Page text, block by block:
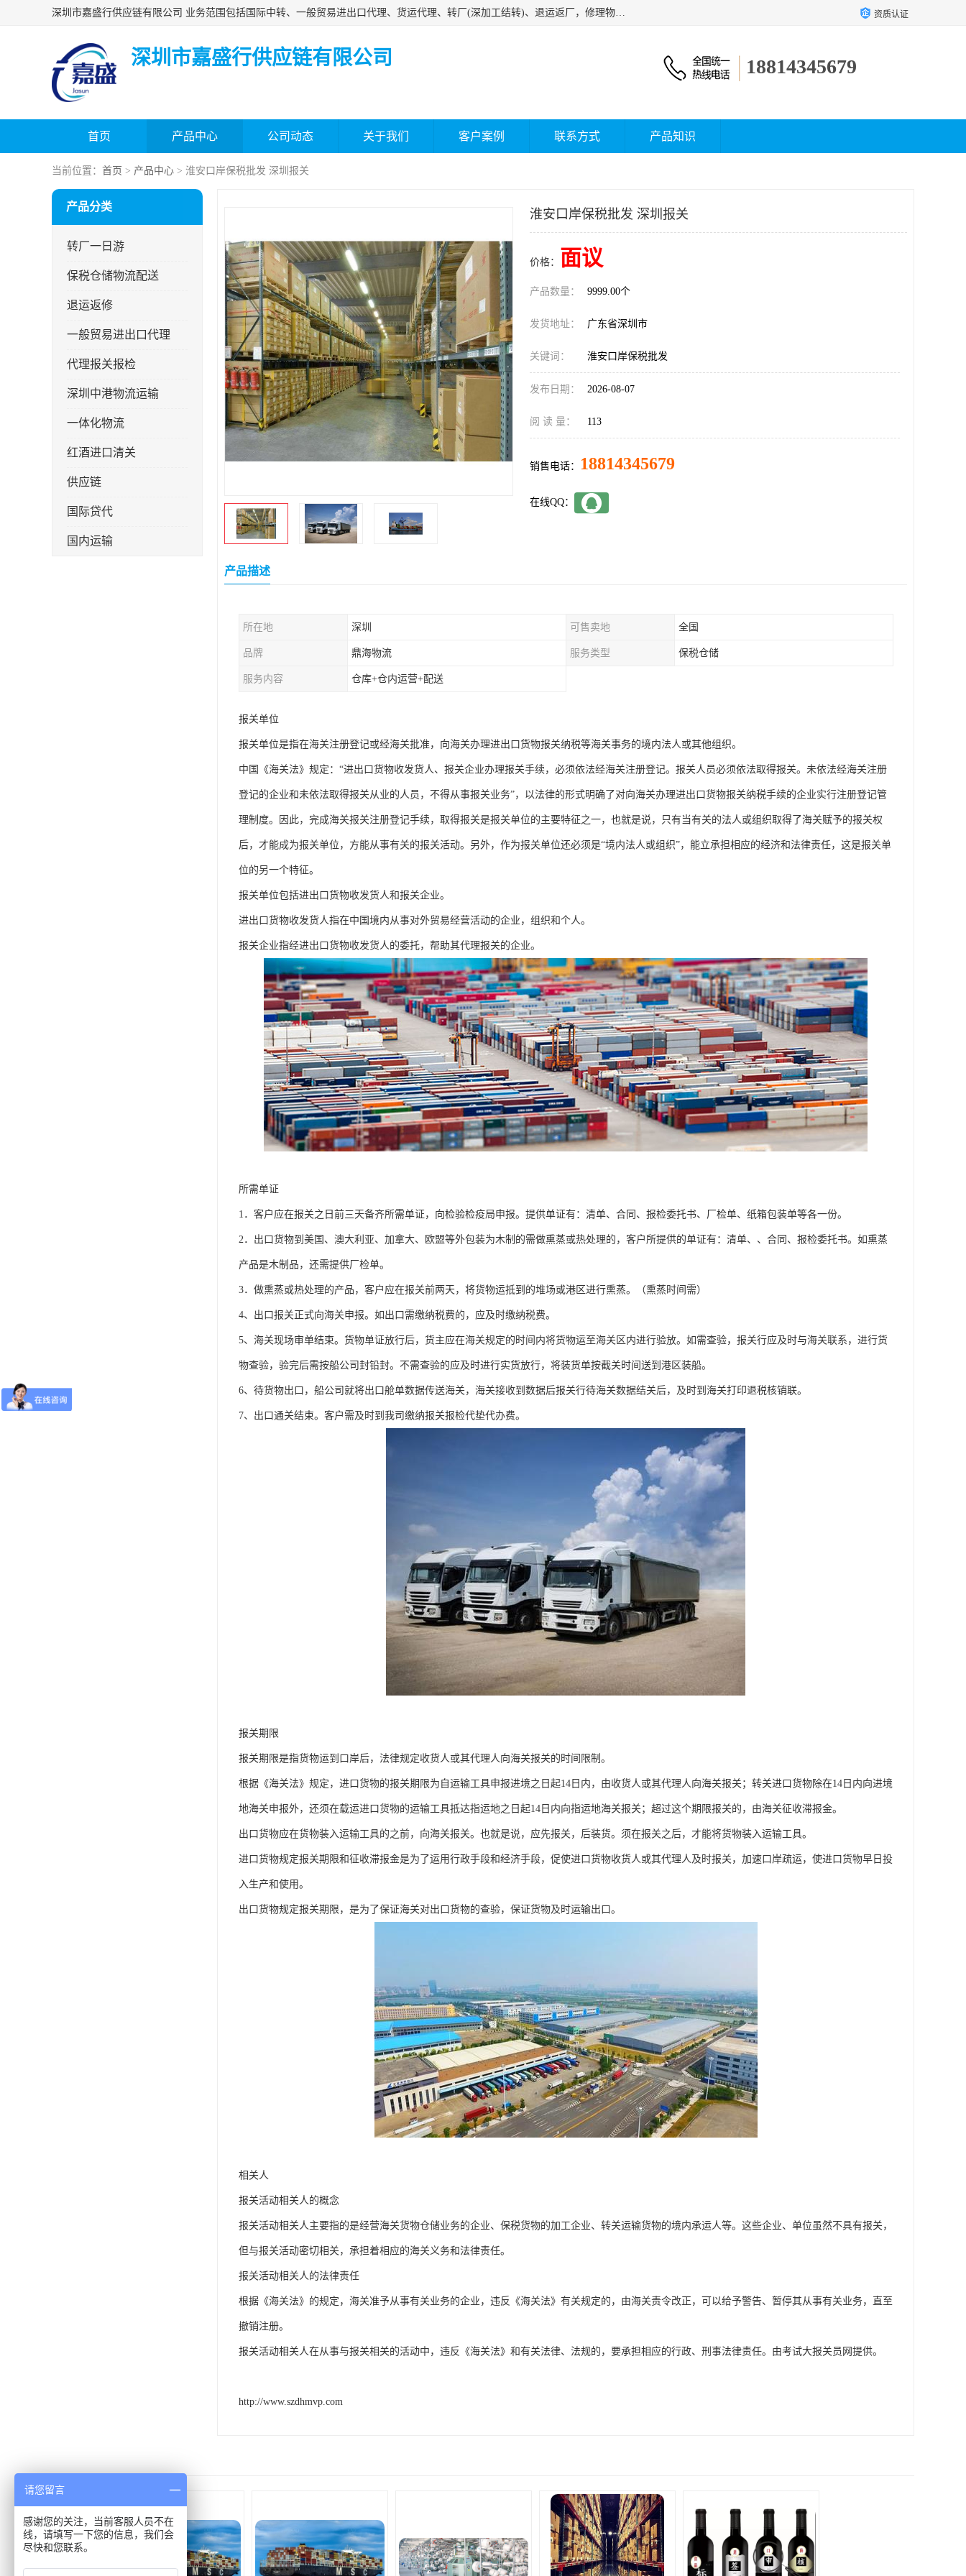
深圳市嘉盛行供应链有限公司 业务范围包括国际中转、一般贸易进出口代理、货运代理、转厂(深加工结转)、退运返厂，修理物品、直接退运、简单加工、更换包装、食品化妆品贴标进口、通关保税仓储，保税生产加工，香港仓库、中港运输专拼货运等服务 资质认证
深圳市嘉盛行供应链有限公司 18814345679
首页 产品中心 公司动态 关于我们 客户案例 联系方式 产品知识
当前位置： 首页 > 产品中心 > 淮安口岸保税批发 深圳报关
产品分类
转厂一日游
保税仓储物流配送
退运返修
一般贸易进出口代理
代理报关报检
深圳中港物流运输
一体化物流
红酒进口清关
供应链
国际贷代
国内运输
淮安口岸保税批发 深圳报关
价格： 面议
产品数量： 9999.00个
发货地址： 广东省深圳市
关键词： 淮安口岸保税批发
发布日期： 2026-08-07
阅 读 量： 113
销售电话： 18814345679
在线QQ：
产品描述
所在地 深圳 可售卖地 全国
品牌 鼎海物流 服务类型 保税仓储
服务内容 仓库+仓内运营+配送
报关单位
报关单位是指在海关注册登记或经海关批准，向海关办理进出口货物报关纳税等海关事务的境内法人或其他组织。
中国《海关法》规定：“进出口货物收发货人、报关企业办理报关手续，必须依法经海关注册登记。报关人员必须依法取得报关。未依法经海关注册
登记的企业和未依法取得报关从业的人员，不得从事报关业务”，以法律的形式明确了对向海关办理进出口货物报关纳税手续的企业实行注册登记管
理制度。因此，完成海关报关注册登记手续，取得报关是报关单位的主要特征之一，也就是说，只有当有关的法人或组织取得了海关赋予的报关权
后，才能成为报关单位，方能从事有关的报关活动。另外，作为报关单位还必须是“境内法人或组织”，能立承担相应的经济和法律责任，这是报关单
位的另一个特征。
报关单位包括进出口货物收发货人和报关企业。
进出口货物收发货人指在中国境内从事对外贸易经营活动的企业，组织和个人。
报关企业指经进出口货物收发货人的委托，帮助其代理报关的企业。
所需单证
1．客户应在报关之日前三天备齐所需单证，向检验检疫局申报。提供单证有：清单、合同、报检委托书、厂检单、纸箱包装单等各一份。
2．出口货物到美国、澳大利亚、加拿大、欧盟等外包装为木制的需做熏蒸或热处理的，客户所提供的单证有：清单、、合同、报检委托书。如熏蒸
产品是木制品，还需提供厂检单。
3．做熏蒸或热处理的产品，客户应在报关前两天，将货物运抵到的堆场或港区进行熏蒸。（熏蒸时间需）
4、出口报关正式向海关申报。如出口需缴纳税费的，应及时缴纳税费。
5、海关现场审单结束。货物单证放行后，货主应在海关规定的时间内将货物运至海关区内进行验放。如需查验，报关行应及时与海关联系，进行货
物查验，验完后需按船公司封铅封。不需查验的应及时进行实货放行，将装货单按截关时间送到港区装船。
6、待货物出口，船公司就将出口舱单数据传送海关，海关接收到数据后报关行待海关数据结关后，及时到海关打印退税核销联。
7、出口通关结束。客户需及时到我司缴纳报关报检代垫代办费。
报关期限
报关期限是指货物运到口岸后，法律规定收货人或其代理人向海关报关的时间限制。
根据《海关法》规定，进口货物的报关期限为自运输工具申报进境之日起14日内，由收货人或其代理人向海关报关；转关进口货物除在14日内向进境
地海关申报外，还须在载运进口货物的运输工具抵达指运地之日起14日内向指运地海关报关；超过这个期限报关的，由海关征收滞报金。
出口货物应在货物装入运输工具的之前，向海关报关。也就是说，应先报关，后装货。须在报关之后，才能将货物装入运输工具。
进口货物规定报关期限和征收滞报金是为了运用行政手段和经济手段，促使进口货物收货人或其代理人及时报关，加速口岸疏运，使进口货物早日投
入生产和使用。
出口货物规定报关期限，是为了保证海关对出口货物的查验，保证货物及时运输出口。
相关人
报关活动相关人的概念
报关活动相关人主要指的是经营海关货物仓储业务的企业、保税货物的加工企业、转关运输货物的境内承运人等。这些企业、单位虽然不具有报关，
但与报关活动密切相关，承担着相应的海关义务和法律责任。
报关活动相关人的法律责任
根据《海关法》的规定，海关准予从事有关业务的企业，违反《海关法》有关规定的，由海关责令改正，可以给予警告、暂停其从事有关业务，直至
撤销注册。
报关活动相关人在从事与报关相关的活动中，违反《海关法》和有关法律、法规的，要承担相应的行政、刑事法律责任。由考试大报关员网提供。
http://www.szdhmvp.com
请您留言
感谢您的关注，当前客服人员不在
线，请填写一下您的信息，我们会
尽快和您联系。